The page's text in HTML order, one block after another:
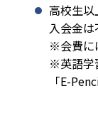
高校生
入会金は
※会費に
※英語学
「E-